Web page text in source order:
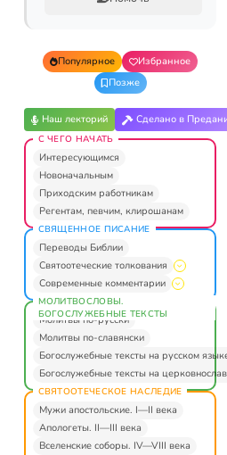
Популярное
Избранное
Позже
Наш лекторий Сделано в
С ЧЕГО НАЧАТЬ
Интересующимся
Новоначальным
Приходским работникам
Регентам, певчим, клирошанам
СВЯЩЕННОЕ ПИСАНИЕ
Переводы Библии
Святоотеческие толкования
Современные комментарии
МОЛИТВОСЛОВЫ.
БОГОСЛУЖЕБНЫЕ ТЕКСТЫ
Молитвы по-русски
Молитвы по-славянски
Богослужебные тексты на русском
Богослужебные тексты на
СВЯТООТЕЧЕСКОЕ НАСЛЕДИЕ
Мужи апостольские. I—II века
Апологеты. II—III века
Вселенские соборы. IV—VIII века